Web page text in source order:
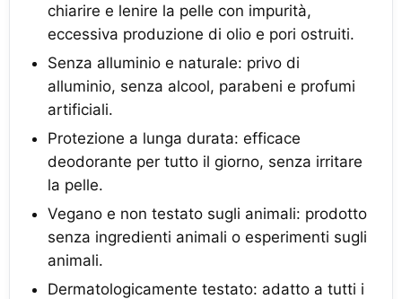
chiarire e lenire la pelle con impurità,
eccessiva produzione di olio e pori ostruiti.
Senza alluminio e naturale: privo di
alluminio, senza alcool, parabeni e profumi
artificiali.
Protezione a lunga durata: efficace
deodorante per tutto il giorno, senza irritare
la pelle.
Vegano e non testato sugli animali: prodotto
senza ingredienti animali o esperimenti sugli
animali.
Dermatologicamente testato: adatto a tutti i